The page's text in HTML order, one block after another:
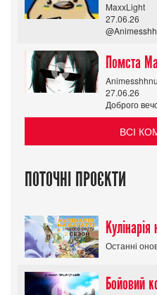
MaxxLight
27.06.26
27.06.26
Доброго
ВСІ
ПОТОЧНІ ПРОЄКТИ
Останні
Бойовий